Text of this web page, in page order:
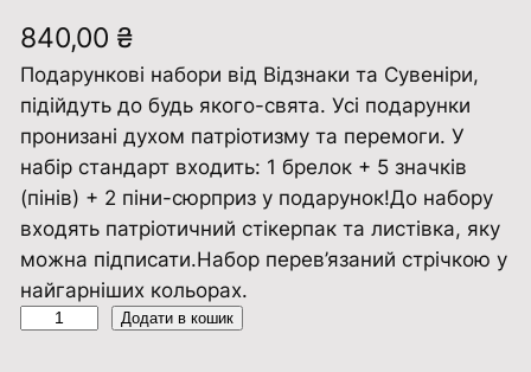
840,00 ₴
Подарункові набори від Відзнаки та Сувеніри,
підійдуть до будь якого-свята. Усі подарунки
пронизані духом патріотизму та перемоги. У
набір стандарт входить: 1 брелок + 5 значків
(пінів) + 2 піни-сюрприз у подарунок!До набору
входять патріотичний стікерпак та листівка, яку
можна підписати.Набор перев’язаний стрічкою у
найгарніших кольорах.
Додати в кошик